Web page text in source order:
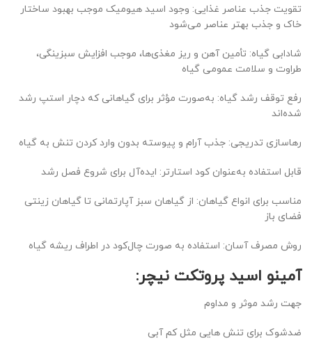
تقویت جذب عناصر غذایی: وجود اسید هیومیک موجب بهبود ساختار
خاک و جذب بهتر عناصر می‌شود
شادابی گیاه: تأمین آهن و ریز مغذی‌ها، موجب افزایش سبزینگی،
طراوت و سلامت عمومی گیاه
رفع توقف رشد گیاه: به‌صورت مؤثر برای گیاهانی که دچار استپ رشد
شده‌اند
رهاسازی تدریجی: جذب آرام و پیوسته بدون وارد کردن تنش به گیاه
قابل استفاده به‌عنوان کود استارتر: ایده‌آل برای شروع فصل رشد
مناسب برای انواع گیاهان: از گیاهان سبز آپارتمانی تا گیاهان زینتی
فضای باز
روش مصرف آسان: استفاده به صورت چال‌کود در اطراف ریشه گیاه
آمینو اسید پروتکت نیچر:
جهت رشد موثر و مداوم
ضدشوک برای تنش هایی مثل کم آبی